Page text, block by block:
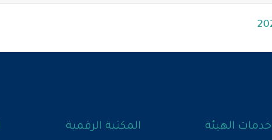
خدمات الهيئة المكتبة الرقمية